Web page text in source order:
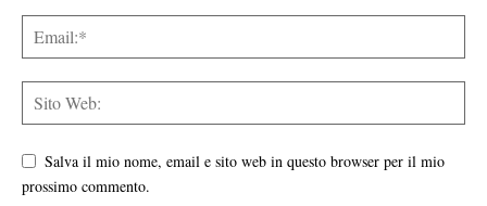
Salva il mio nome, email e sito web in questo browser per il mio
prossimo commento.